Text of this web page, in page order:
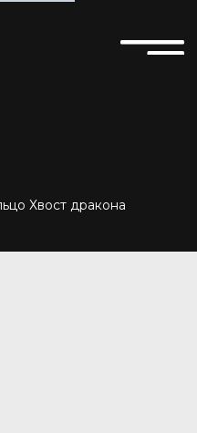
Хвост дракона